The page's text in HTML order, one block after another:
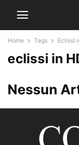
Home Tags Eclissi
eclissi in
Nessun